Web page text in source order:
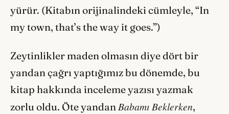
yürür. (Kitabın orijinalindeki cümleyle, “In
my town, that’s the way it goes.”)
Zeytinlikler maden olmasın diye dört bir
yandan çağrı yaptığımız bu dönemde, bu
kitap hakkında inceleme yazısı yazmak
zorlu oldu. Öte yandanBabamı Beklerken,